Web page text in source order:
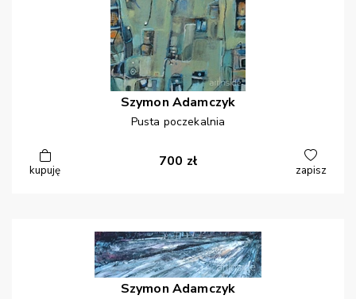
Szymon Adamczyk
Pusta poczekalnia
kupuję
700 zł
zapisz
Szymon Adamczyk